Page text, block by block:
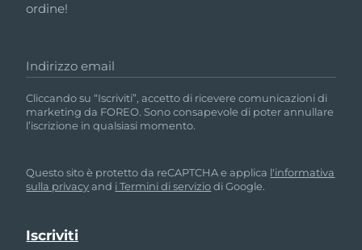
ordine!
Indirizzo email
Cliccando su “Iscriviti”, accetto di ricevere comunicazioni di
marketing da FOREO. Sono consapevole di poter annullare
l’iscrizione in qualsiasi momento.
Questo sito è protetto da reCAPTCHA e applica l'informativa
sulla privacyand i Termini di serviziodi Google.